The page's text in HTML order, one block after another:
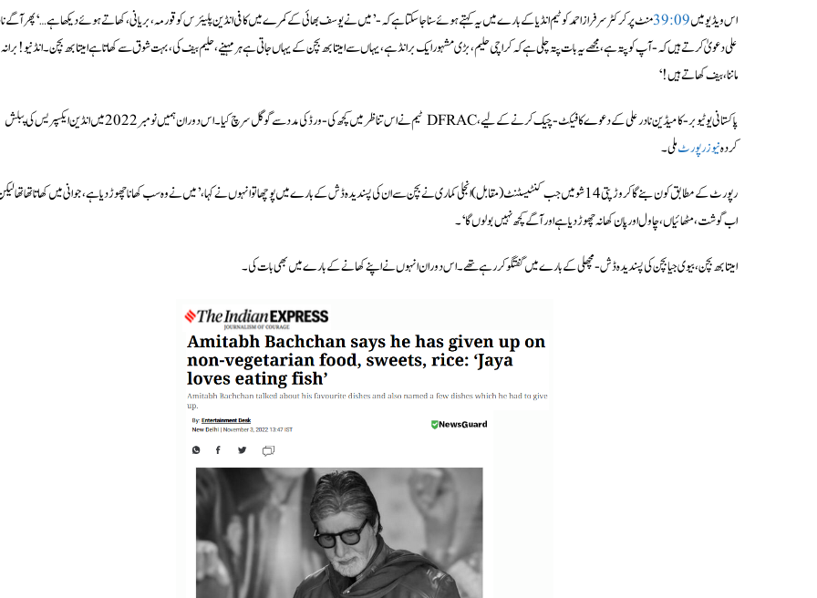
اس ویڈیو میں39:09منٹ پر کرکٹر سرفراز احمد کو ٹیم انڈیا کے بارے میں یہ کہتے ہوئے سنا جا سکتا ہے کہ-’میں نے یوسف بھائی کے کمرے میں کافی انڈین پلیئرس کو قورمہ، بریانی، کھاتے ہوئے دیکھا ہے…‘ پھر آگے
علی دعویٰ کرتے ہیں کہ-آپ کو پتہ ہے، مجھے یہ بات پتہ چلی ہے کہ کراچی حلیم، بڑی مشہور ایک برانڈ ہے، یہاں سے امیتابھ بچن کے یہاں جاتی ہے ہر مہینے، حلیم بیف کی، بہت شوق سے کھاتا ہے امیتابھ بچن۔ انڈنیو! برا نہ
ماننا، بیف کھاتے ہیں!‘
پاکستانی یوٹیوبر-کامیڈین نادر علی کے دعوے کا فیکٹ-چیک کرنے کے لیے، DFRAC ٹیم نے اس تناظر میں کچھ کی-ورڈ کی مدد سے گوگل سرچ کیا۔ اس دوران ہمیں نومبر 2022 میں انڈین ایکسپریس کی پبلش
کردہنیوز رپورٹملی۔
رپورٹ کے مطابق کون بنے گا کروڑ پتی 14شو میں جب کنٹیسٹنٹ (مقابل) انجلی کماری نے بچن سے ان کی پسندیدہ ڈش کے بارے میں پوچھا تو انہوں نے کہا،’میں نے وہ سب کھانا چھوڑ دیا ہے، جوانی میں کھاتا تھا تھا
اب گوشت، مٹھائیاں، چاول اور پان کھانہ چھوڑ دیا ہے اور آگے کچھ نہیں بولوں گا‘۔
امیتابھ بچن، بیوی جیا بچن کی پسندیدہ ڈش-مچھلی کے بارے میں گفتگو کر رہے تھے۔ اس دوران انہوں نے اپنے کھانے کے بارے میں بھی بات کی۔